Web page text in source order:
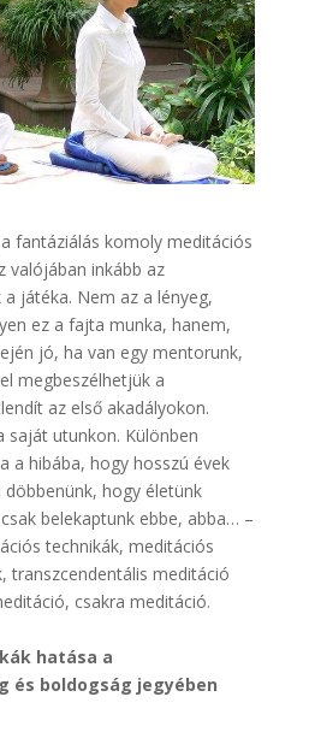
fantáziálás komoly meditációs
valójában inkább az
játéka. Nem az a lényeg,
ez a fajta munka, hanem,
jó, ha van egy mentorunk,
megbeszélhetjük a
az első akadályokon.
saját utunkon. Különben
a hibába, hogy hosszú évek
hogy életünk
belekaptunk ebbe, abba… –
technikák, meditációs
transzcendentális meditáció
csakra meditáció.
hatása a
és boldogság jegyében